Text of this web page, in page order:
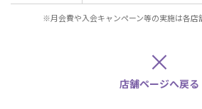
※月会費や入会キャンペーン等の実施は各店
×
店舗ページへ戻る